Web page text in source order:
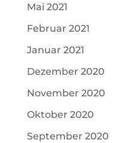
Mai 2021
Februar 2021
Januar 2021
Dezember 2020
November 2020
Oktober 2020
September 2020